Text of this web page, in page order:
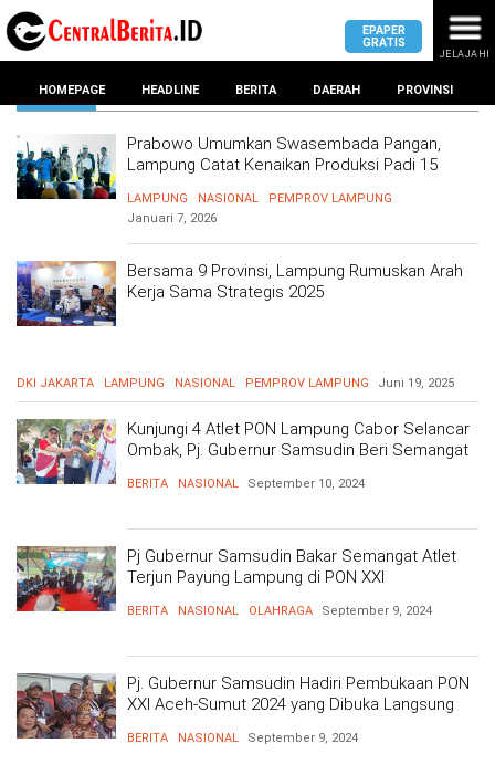
MASUK
KOTA
BANDAR
METRO
PESAWARAN
PRINGSEWU
LAMPUNG
TENGAH
DPRD
PROVINSI
DPRD
KOTA
BANDAR
LAMPUNG
DPRD
PESAWARAN
TANGGAMUS
DPRD
LAMPUNG
BANTEN
JAWAB
DKI
JAKARTA
EPAPER
GRATIS
JELAJAHI
HOMEPAGE HEADLINE BERITA DAERAH PROVINSI
NASIONAL
Prabowo Umumkan Swasembada Pangan,
Lampung Catat Kenaikan Produksi Padi 15
LAMPUNG NASIONAL
PEMPROV LAMPUNG
Januari 7, 2026
Bersama 9 Provinsi, Lampung Rumuskan Arah
Kerja Sama Strategis 2025
DKI JAKARTA LAMPUNG NASIONAL PEMPROV LAMPUNG Juni 19, 2025
Kunjungi 4 Atlet PON Lampung Cabor Selancar
Ombak, Pj. Gubernur Samsudin Beri Semangat
Medali Emas
BERITA NASIONAL September 10, 2024
Pj Gubernur Samsudin Bakar Semangat Atlet
Terjun Payung Lampung di PON XXI
BERITA NASIONAL OLAHRAGA September 9, 2024
Pj. Gubernur Samsudin Hadiri Pembukaan PON
XXI Aceh-Sumut 2024 yang Dibuka Langsung
BERITA NASIONAL September 9, 2024